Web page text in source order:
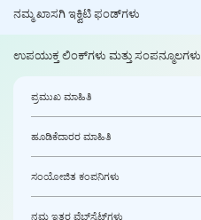
ನಮ್ಮ ಖಾಸಗಿ ಇಕ್ವಿಟಿ ಫಂಡ್‌ಗಳು
ಉಪಯುಕ್ತ ಲಿಂಕ್‌ಗಳು ಮತ್ತು ಸಂಪನ್ಮೂಲಗಳು
ಪ್ರಮುಖ ಮಾಹಿತಿ
ಹೂಡಿಕೆದಾರರ ಮಾಹಿತಿ
ಸಂಯೋಜಿತ ಕಂಪನಿಗಳು
ನಮ್ಮ ಇತರ ವೆಬ್‌ಸೈಟ್‌ಗಳು